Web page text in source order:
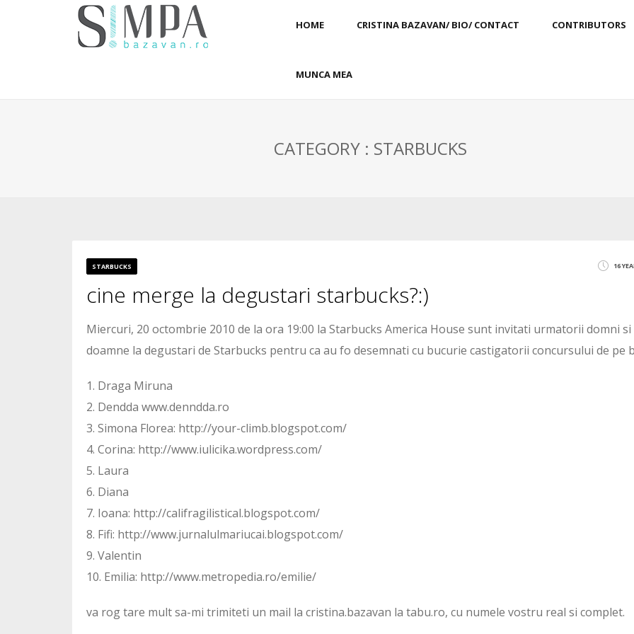
HOME CRISTINA BAZAVAN/ BIO/ CONTACT CONTRIBUTORS
MUNCA MEA
CATEGORY : STARBUCKS
STARBUCKS 16
cine merge la degustari starbucks?:)
Miercuri, 20 octombrie 2010 de la ora 19:00 la Starbucks America House sunt invitati urmatorii domni si
doamne la degustari de Starbucks pentru ca au fo desemnati cu bucurie castigatorii concursului de pe
1. Draga Miruna
2. Dendda www.denndda.ro
3. Simona Florea: http://your-climb.blogspot.com/
4. Corina: http://www.iulicika.wordpress.com/
5. Laura
6. Diana
7. Ioana: http://califragilistical.blogspot.com/
8. Fifi: http://www.jurnalulmariucai.blogspot.com/
9. Valentin
10. Emilia: http://www.metropedia.ro/emilie/
va rog tare mult sa-mi trimiteti un mail la cristina.bazavan la tabu.ro, cu numele vostru real si complet.